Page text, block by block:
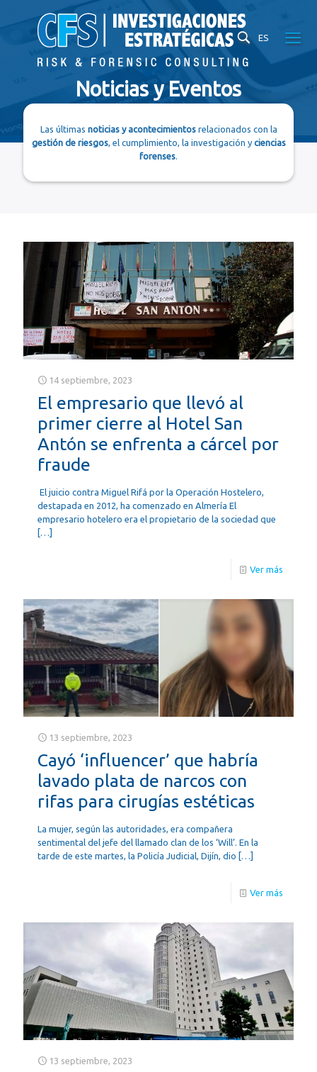
ES
Noticias y Eventos
Las últimas noticias y acontecimientosrelacionados con la
gestión de riesgos, el cumplimiento, la investigación yciencias
forenses.
14 septiembre, 2023
El empresario que llevó al
primer cierre al Hotel San
Antón se enfrenta a cárcel por
fraude
El juicio contra Miguel Rifá por la Operación Hostelero,
destapada en 2012, ha comenzado en Almería El
empresario hotelero era el propietario de la sociedad que
[…]
Ver más
13 septiembre, 2023
Cayó ‘influencer’ que habría
lavado plata de narcos con
rifas para cirugías estéticas
La mujer, según las autoridades, era compañera
sentimental del jefe del llamado clan de los ‘Will’. En la
tarde de este martes, la Policía Judicial, Dijín, dio […]
Ver más
13 septiembre, 2023